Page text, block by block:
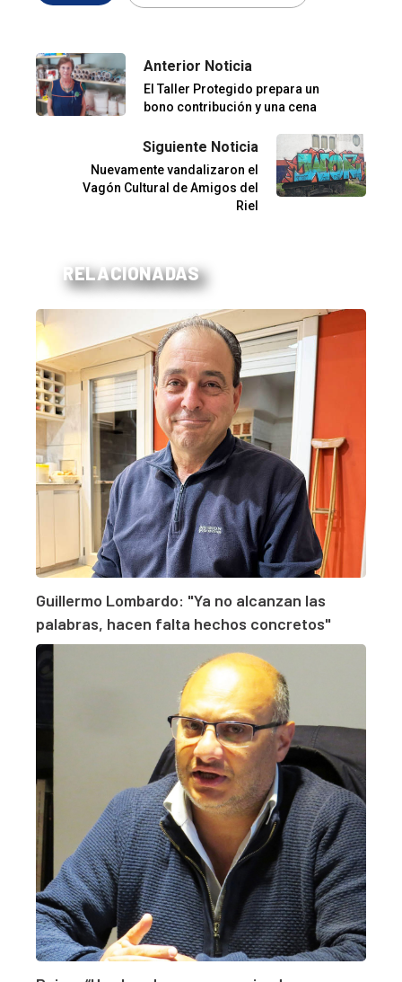
Anterior Noticia
El Taller Protegido prepara un
bono contribución y una cena
Siguiente Noticia
Nuevamente vandalizaron el
Vagón Cultural de Amigos del
Riel
RELACIONADAS
Guillermo Lombardo: "Ya no alcanzan las
palabras, hacen falta hechos concretos"